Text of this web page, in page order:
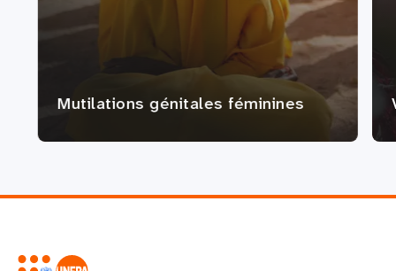
Mutilations génitales féminines